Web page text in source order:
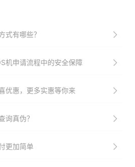
式有哪些？
机申请流程中的安全保障
优惠，更多实惠等你来
询真伪？
更加简单